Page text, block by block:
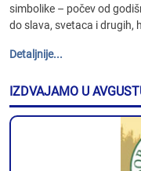
simbolike – počev od
do slava, svetaca i drugih,
Detaljnije...
IZDVAJAMO U